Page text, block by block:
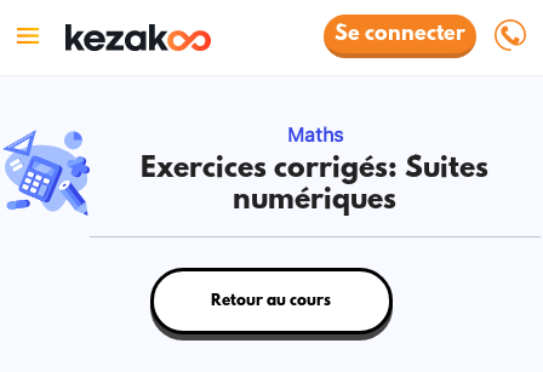
Se connecter
Maths
Exercices corrigés: Suites
numériques
Retour au cours